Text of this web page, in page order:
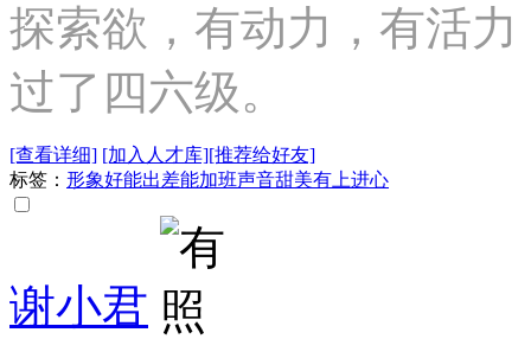
探索欲，有动力，有活
过了四六级。
[查看详细] [加入人才库][推荐给好友]
标签： 形象好能出差能加班声音甜美有上进心
谢小君